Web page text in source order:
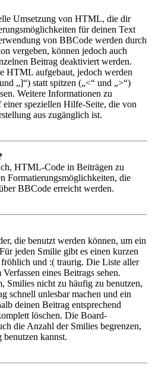
Umsetzung von HTML, die dir
für deinen Text
von BBCode werden durch
vergeben, können jedoch auch
Beitrag deaktiviert werden.
HTML aufgebaut, jedoch werden
„]“) statt spitzen („<“ und „>“)
Weitere Informationen zu
speziellen Hilfe-Seite, die von
aus zugänglich ist.
HTML-Code in Beiträgen zu
Formatierungsmöglichkeiten, die
BBCode erreicht werden.
die benutzt werden können, um ein
jeden Smilie gibt es einen kurzen
und :( traurig. Die Liste aller
eines Beitrags sehen.
Smilies nicht zu häufig zu benutzen,
schnell unlesbar machen und ein
deinen Beitrag entsprechend
löschen. Die Board-
die Anzahl der Smilies begrenzen,
kannst.